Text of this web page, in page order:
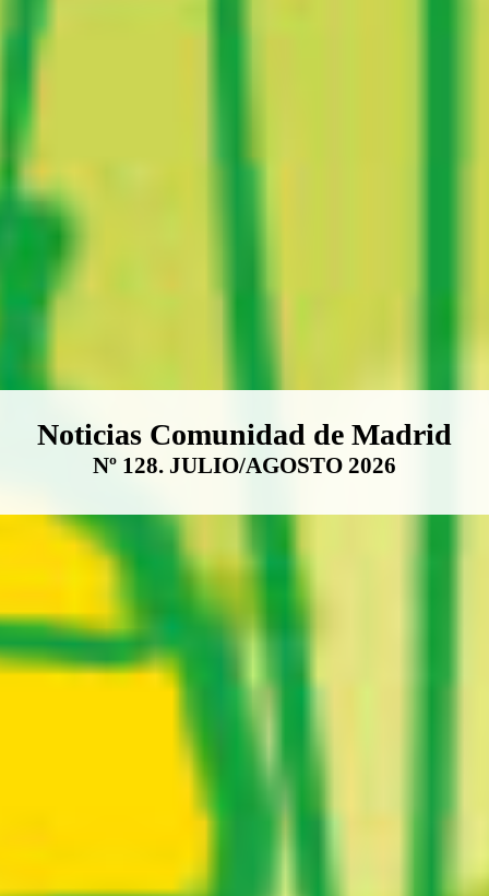
Boletín Noticias Comunidad de
Noticias Comunidad de Madrid
Nº 128. JULIO/AGOSTO 2026